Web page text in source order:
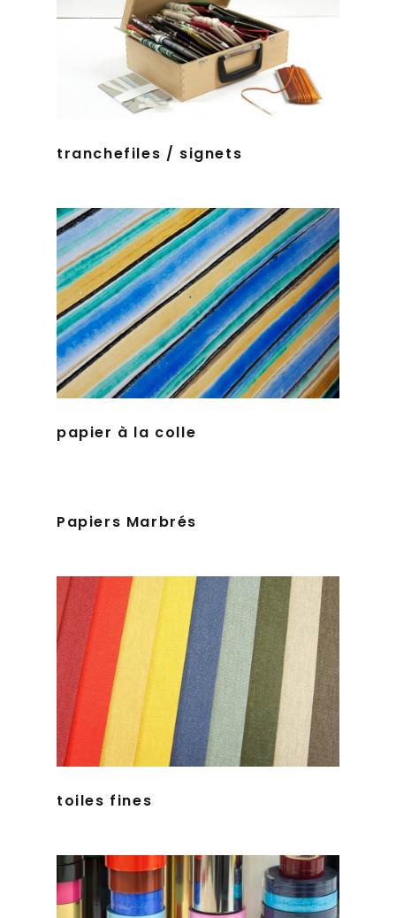
tranchefiles / signets
papier à la colle
Papiers Marbrés
toiles fines